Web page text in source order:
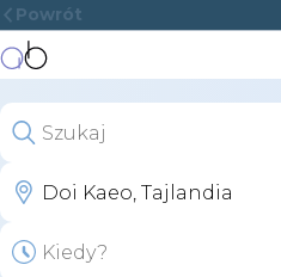
Powrót